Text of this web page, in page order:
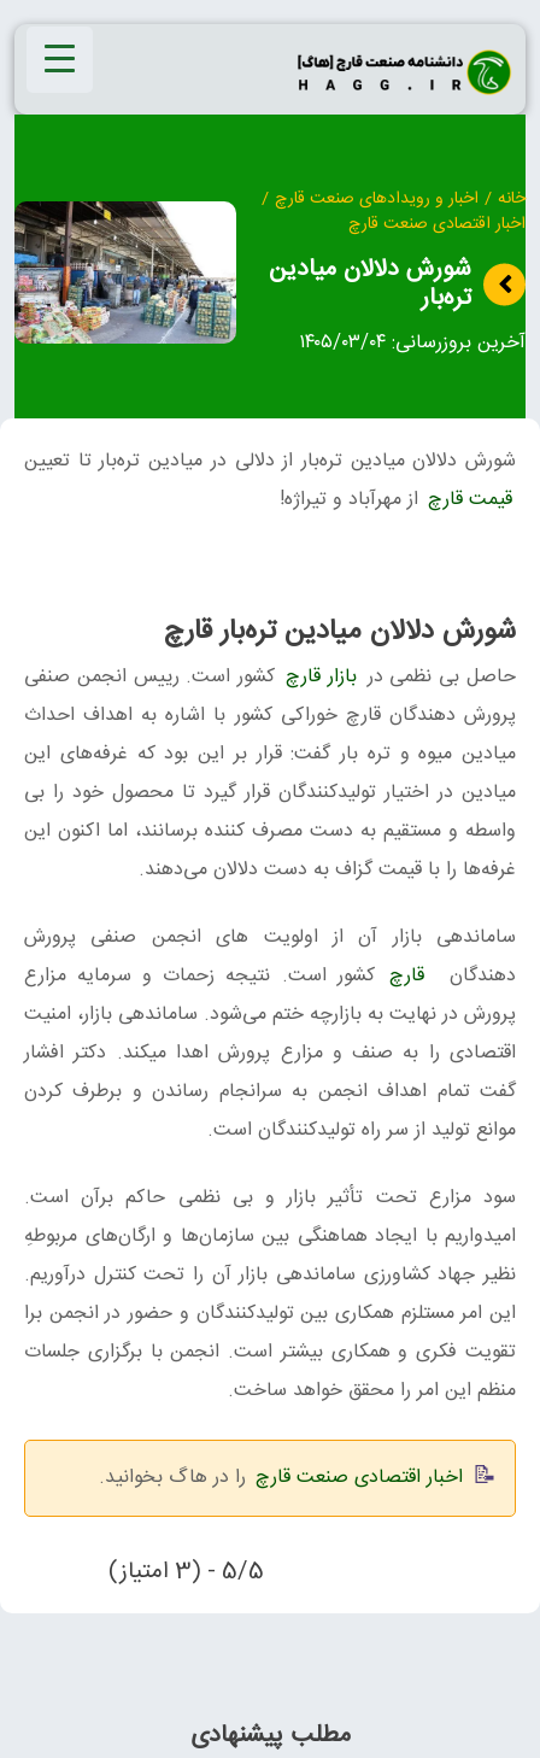
Skip
content
خانه / اخبار و رویدادهای صنعت قارچ /
اخبار اقتصادی صنعت قارچ
شورش دلالان میادین
تره‌بار
آخرین بروزرسانی:۱۴۰۵/۰۳/۰۴
شورش دلالان میادین تره‌بار از دلالی در میادین تره‌بار تا تعیین
قیمت قارچ از مهرآباد و تیراژه!
شورش دلالان میادین تره‌بار قارچ
حاصل بی نظمی در بازار قارچ کشور است. رییس انجمن صنفی
پرورش دهندگان قارچ خوراکی کشور با اشاره به اهداف احداث
میادین میوه و تره بار گفت: قرار بر این بود که غرفه‌های این
میادین در اختیار تولیدکنندگان قرار گیرد تا محصول خود را بی
واسطه و مستقیم به دست مصرف کننده برسانند، اما اکنون این
غرفه‌ها را با قیمت گزاف به دست دلالان می‌دهند.
ساماندهی بازار آن از اولویت های انجمن صنفی پرورش
دهندگان
قارچ کشور است. نتیجه زحمات و سرمایه مزارع
پرورش در نهایت به بازارچه ختم می‌شود. ساماندهی بازار، امنیت
اقتصادی را به صنف و مزارع پرورش اهدا میکند. دکتر افشار
گفت تمام اهداف انجمن به سرانجام رساندن و برطرف کردن
موانع تولید از سر راه تولیدکنندگان است.
سود مزارع تحت تأثیر بازار و بی نظمی حاکم برآن است.
امیدواریم با ایجاد هماهنگی بین سازمان‌ها و ارگان‌های مربوطهِ
نظیر جهاد کشاورزی ساماندهی بازار آن را تحت کنترل درآوریم.
این امر مستلزم همکاری بین تولیدکنندگان و حضور در انجمن برا
تقویت فکری و همکاری بیشتر است. انجمن با برگزاری جلسات
منظم این امر را محقق خواهد ساخت.
اخبار اقتصادی صنعت قارچ را در هاگ بخوانید.
5/5 - (3 امتیاز)
مطلب پیشنهادی